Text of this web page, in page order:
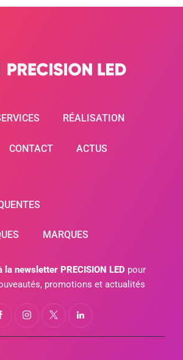
RÉALISATION
CONTACT ACTUS
MARQUES
newsletter PRECISION LEDpour
promotions et actualités